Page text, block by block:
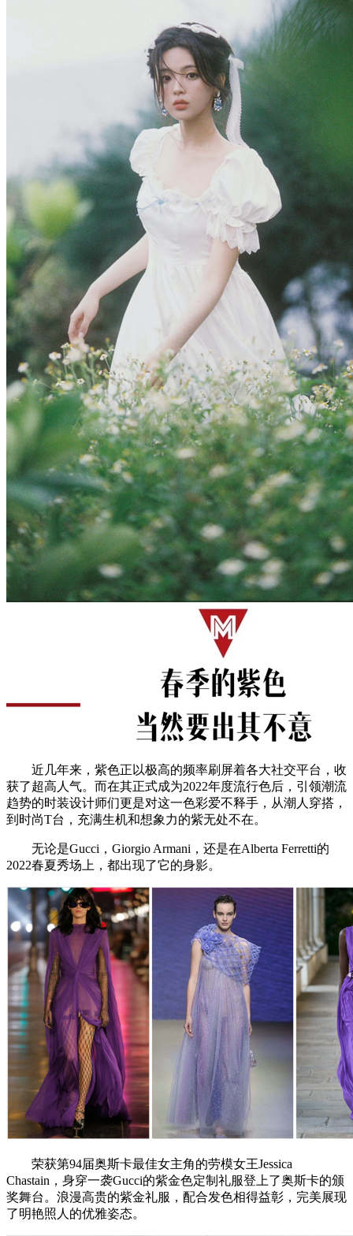
近几年来，紫色正以极高的频率刷屏着各大社交平台，收
获了超高人气。而在其正式成为2022年度流行色后，引领潮流
趋势的时装设计师们更是对这一色彩爱不释手，从潮人穿搭，
到时尚T台，充满生机和想象力的紫无处不在。
无论是Gucci，Giorgio Armani，还是在Alberta Ferretti的
2022春夏秀场上，都出现了它的身影。
荣获第94届奥斯卡最佳女主角的劳模女王Jessica
Chastain，身穿一袭Gucci的紫金色定制礼服登上了奥斯卡的颁
奖舞台。浪漫高贵的紫金礼服，配合发色相得益彰，完美展现
了明艳照人的优雅姿态。